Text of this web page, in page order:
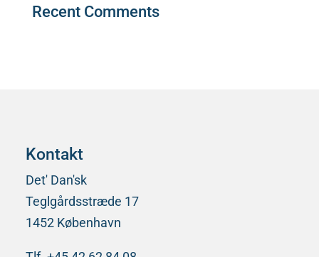
Recent Comments
Kontakt
Det' Dan'sk
Teglgårdsstræde 17
1452 København